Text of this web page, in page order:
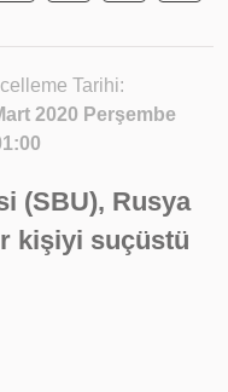
Tarihi:
2020 Perşembe
(SBU), Rusya
kişiyi suçüstü